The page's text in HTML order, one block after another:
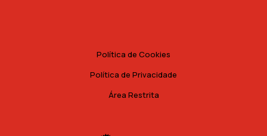
Política de Cookies
Política de Privacidade
Área Restrita